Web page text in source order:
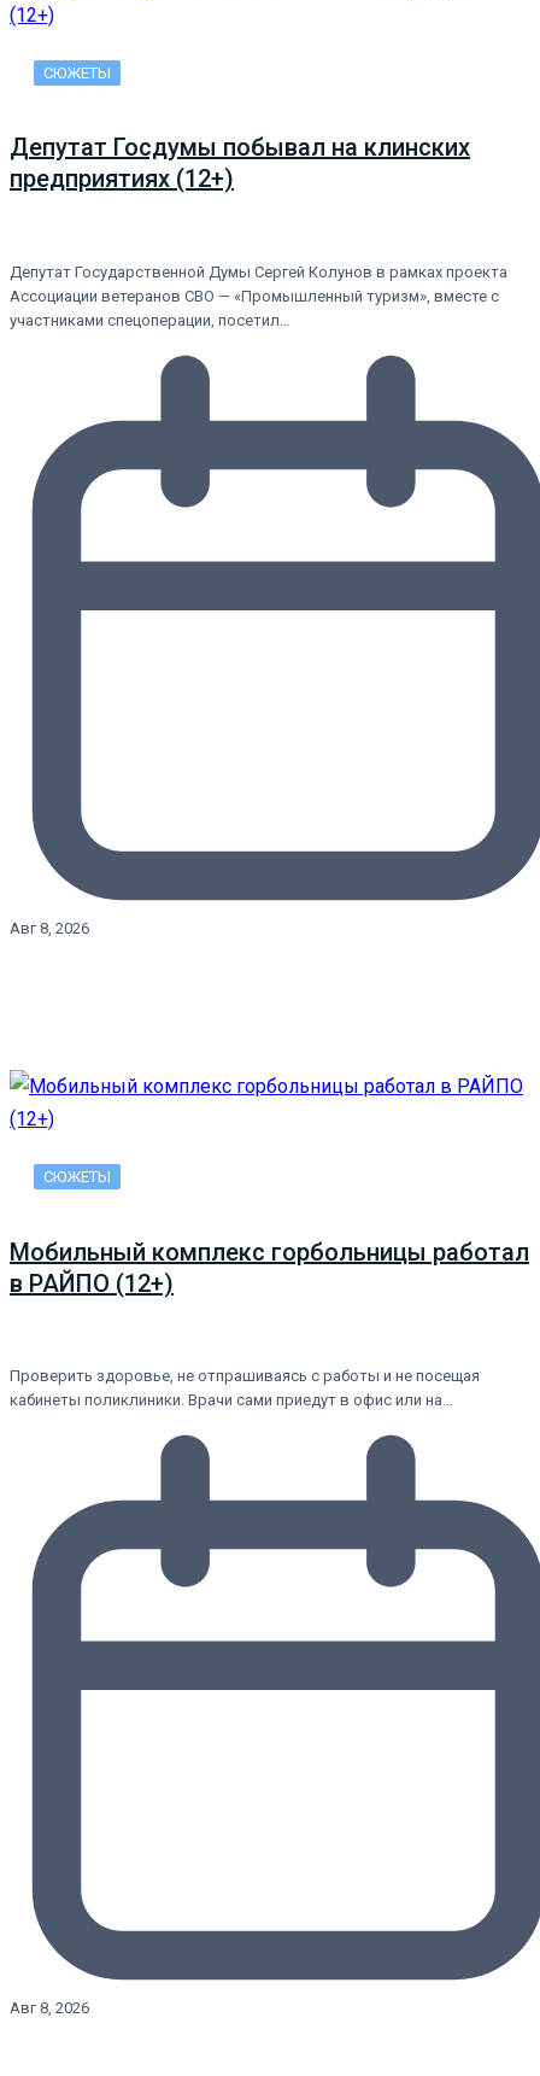
СЮЖЕТЫ
Депутат Госдумы побывал на клинских
предприятиях (12+)
Депутат Государственной Думы Сергей Колунов в рамках проекта
Ассоциации ветеранов СВО — «Промышленный туризм», вместе с
участниками спецоперации, посетил…
Авг 8, 2026
СЮЖЕТЫ
Мобильный комплекс горбольницы работал
в РАЙПО (12+)
Проверить здоровье, не отпрашиваясь с работы и не посещая
кабинеты поликлиники. Врачи сами приедут в офис или на…
Авг 8, 2026